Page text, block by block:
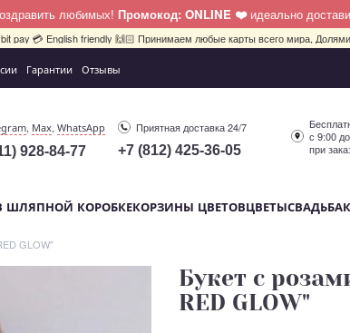
любимых! Промокод: ONLINE ❤️ идеально
pay 💳 English friendly 🙌🏻 Принимаем любые карты всего мира,
Гарантии Отзывы
, Max,WhatsApp
928-84-77
Приятная доставка 24/7
+7 (812) 425-36-05
с 9:00
при
ШЛЯПНОЙ КОРОБКЕКОРЗИНЫ ЦВЕТОВЦВЕТЫСВАДЬБА
GLOW"
Букет с
RED GLOW"